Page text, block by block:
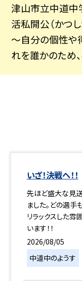
津山市立中道中
活私開公（かつし
～自分の個性や
れを誰かのため
いざ！決戦へ！！
先ほど盛大な見
ました。どの選手
リラックスした雰
います！！
2026/08/05
中道中のようす